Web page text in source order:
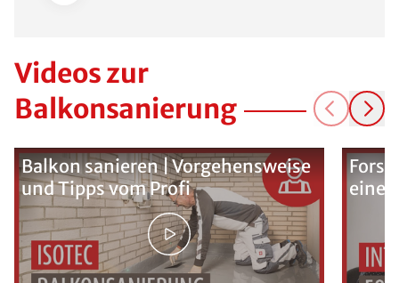
Videos zur
Balkonsanierung
Balkon sanieren | Vorgehensweise
und Tipps vom Profi
eine